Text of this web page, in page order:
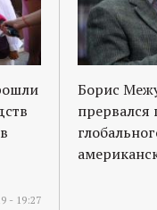
- 19:27
Борис
прервался